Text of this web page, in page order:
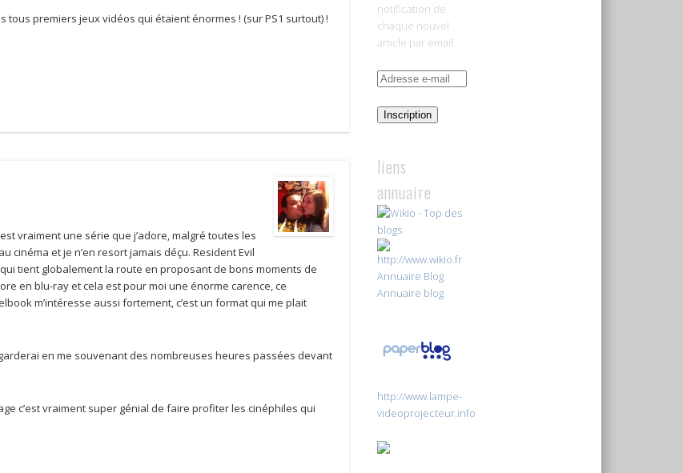
tous premiers jeux vidéos qui étaient énormes ! (sur PS1 surtout) !
vraiment une série que j’adore, malgré toutes les
cinéma et je n’en resort jamais déçu. Resident Evil
tient globalement la route en proposant de bons moments de
en blu-ray et cela est pour moi une énorme carence, ce
m’intéresse aussi fortement, c’est un format qui me plait
en me souvenant des nombreuses heures passées devant
c’est vraiment super génial de faire profiter les cinéphiles qui
notification de
chaque nouvel
article par email.
Adresse
mailInscription
liens
annuaire
Annuaire Blog
Annuaire blog
http://www.lampe-
videoprojecteur.info